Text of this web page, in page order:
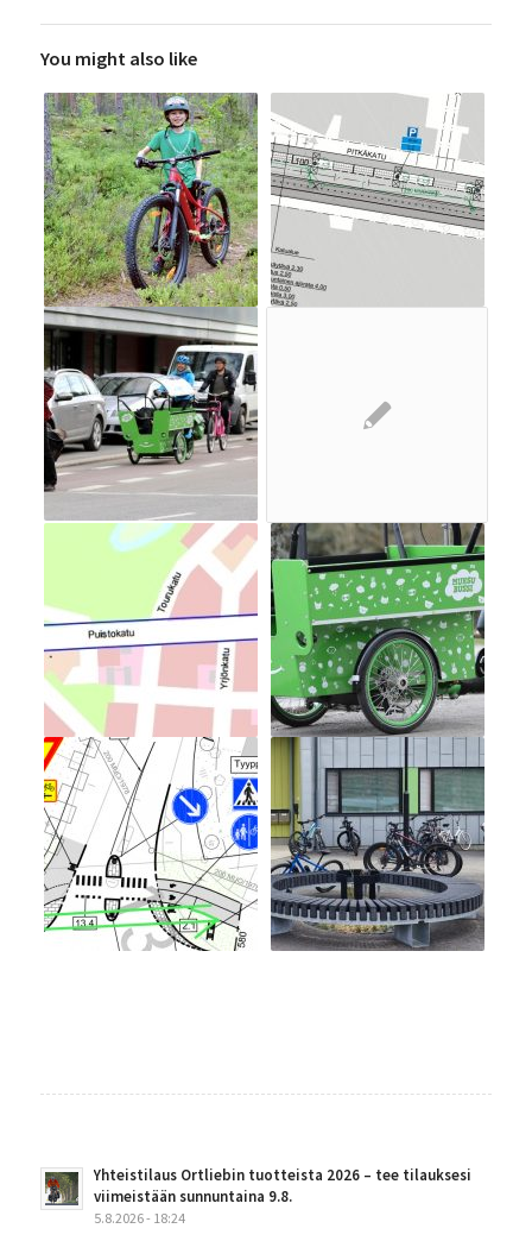
You might also like
Yhteistilaus Ortliebin tuotteista 2026 – tee tilauksesi
viimeistään sunnuntaina 9.8.
5.8.2026 - 18:24